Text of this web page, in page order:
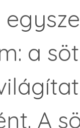
a
A